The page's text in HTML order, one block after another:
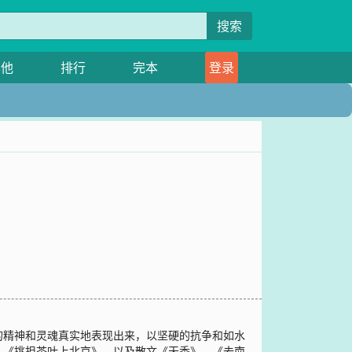
搜索
排行 完本 登录
神和灵魂真实地表现出来，以坚硬的抗争和如水